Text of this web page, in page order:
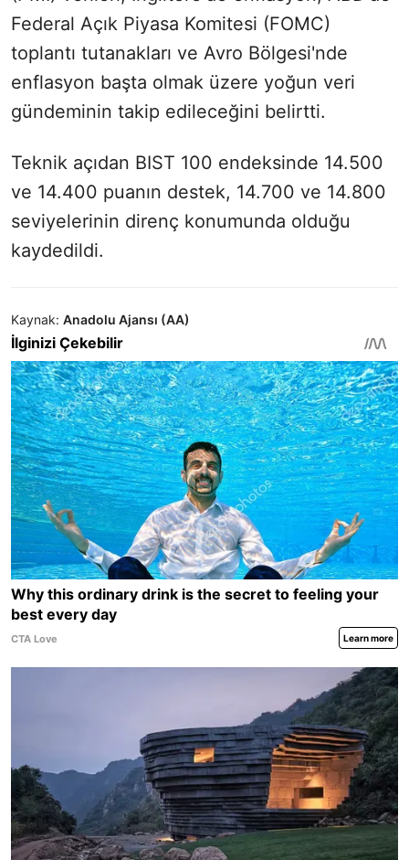
Federal Açık Piyasa Komitesi (FOMC)
toplantı tutanakları ve Avro Bölgesi'nde
enflasyon başta olmak üzere yoğun veri
gündeminin takip edileceğini belirtti.
Teknik açıdan BIST 100 endeksinde 14.500
ve 14.400 puanın destek, 14.700 ve 14.800
seviyelerinin direnç konumunda olduğu
kaydedildi.
Kaynak: Anadolu Ajansı (AA)